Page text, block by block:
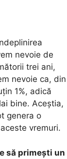
nevoie de
trei ani,
nevoie ca, din
1%, adică
bine. Aceștia,
genera o
vremuri.
să primești un